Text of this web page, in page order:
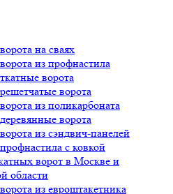
на сваях
из профнастила
ворота
ворота
из поликарбоната
ворота
из сэндвич-панелей
с ковкой
ворот в Москве и
области
из евроштакетника